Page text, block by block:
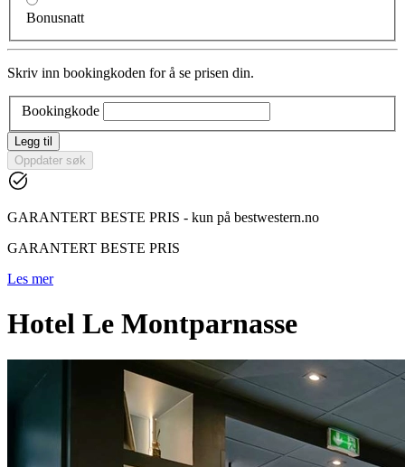
Bonusnatt
Skriv inn bookingkoden for å se prisen din.
Bookingkode
Legg til
Oppdater søk
GARANTERT BESTE PRIS - kun på bestwestern.no
GARANTERT BESTE PRIS
Les mer
Hotel Le Montparnasse